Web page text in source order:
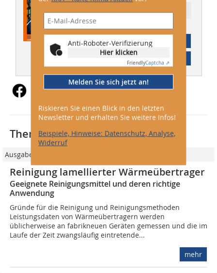
Ressort: Technik
Abonnement
Inhaltsverzeichnis
Anti-Roboter-Verifizierung
Hier klicken
FriendlyCaptcha ⇗
Melden Sie sich jetzt an!
Riskieren Sie einen Blick in den letzten
Newsletter und erhalten Sie weitere Infos!
Beispiele, Hinweise: Datenschutz, Analyse,
Widerruf
Thematisch passende Artikel:
Ausgabe 03/2019
Reinigung lamellierter Wärmeübertrager
Geeignete Reinigungsmittel und deren richtige
Anwendung
Gründe für die Reinigung und Reinigungsmethoden
Leistungsdaten von Wärmeübertragern werden
üblicherweise an fabrikneuen Geräten gemessen und die im
Laufe der Zeit zwangsläufig eintretende...
mehr